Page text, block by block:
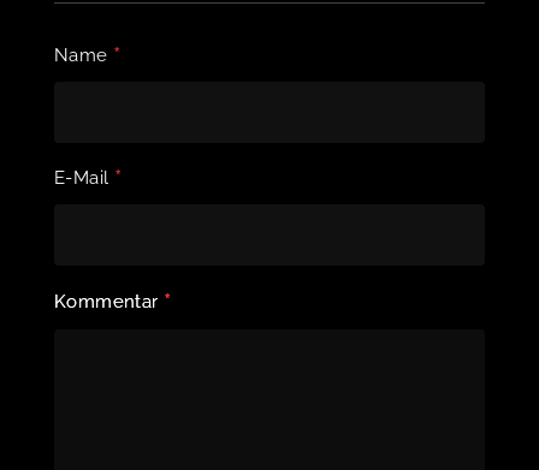
Name *
E-Mail *
Kommentar *